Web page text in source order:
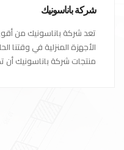
شركة باناسونيك
تعد شركة باناسونيك من
الأجهزة المنزلية في
منتجات شركة باناسونيك أن